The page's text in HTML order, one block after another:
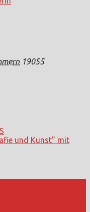
19055
und Kunst” mit